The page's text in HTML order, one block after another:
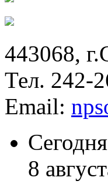
443068,
Тел. 242-
Email:
8